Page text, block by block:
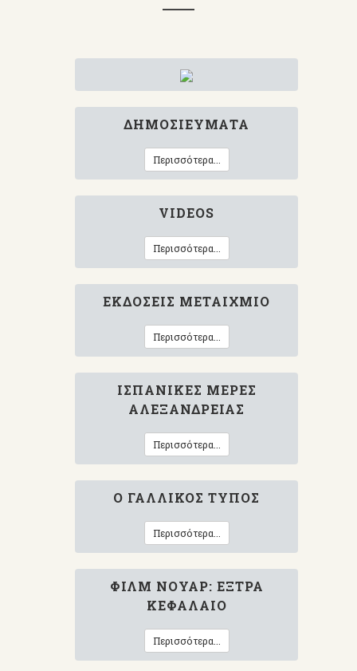
ΔΗΜΟΣΙΕΎΜΑΤΑ
Περισσότερα...
VIDEOS
Περισσότερα...
ΕΚΔΌΣΕΙΣ ΜΕΤΑΊΧΜΙΟ
Περισσότερα...
ΙΣΠΑΝΙΚΈΣ ΜΈΡΕΣ
ΑΛΕΞΆΝΔΡΕΙΑΣ
Περισσότερα...
Ο ΓΑΛΛΙΚΌΣ ΤΎΠΟΣ
Περισσότερα...
ΦΙΛΜ ΝΟΥΆΡ: ΈΞΤΡΑ
ΚΕΦΆΛΑΙΟ
Περισσότερα...